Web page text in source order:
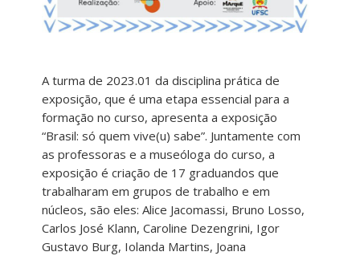
A turma de 2023.01 da disciplina prática de
exposição, que é uma etapa essencial para a
formação no curso, apresenta a exposição
“Brasil: só quem vive(u) sabe”. Juntamente com
as professoras e a museóloga do curso, a
exposição é criação de 17 graduandos que
trabalharam em grupos de trabalho e em
núcleos, são eles: Alice Jacomassi, Bruno Losso,
Carlos José Klann, Caroline Dezengrini, Igor
Gustavo Burg, Iolanda Martins, Joana